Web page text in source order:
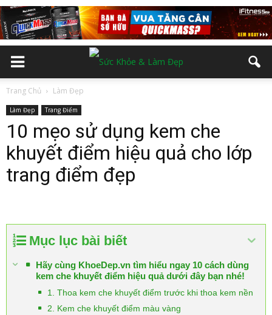
Trang Chủ Làm Đẹp
Làm Đẹp Trang Điểm
10 mẹo sử dụng kem che
khuyết điểm hiệu quả cho lớp
trang điểm đẹp
Mục lục bài biết
Hãy cùng KhoeDep.vn tìm hiểu ngay 10 cách dùng
kem che khuyết điểm hiệu quả dưới đây bạn nhé!
1. Thoa kem che khuyết điểm trước khi thoa kem nền
2. Kem che khuyết điểm màu vàng